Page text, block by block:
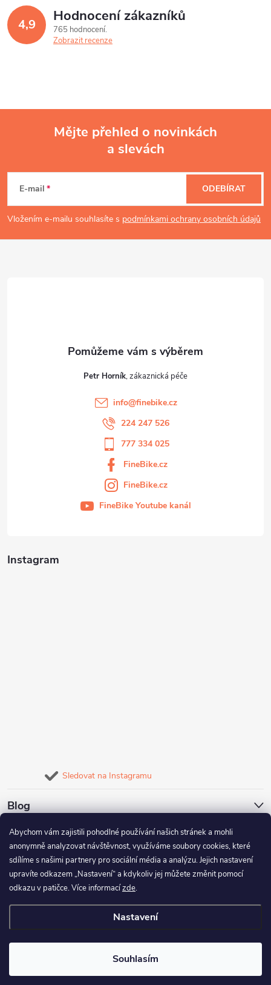
Abychom vám zajistili pohodlné používání našich stránek a mohli
anonymně analyzovat návštěvnost, využíváme soubory cookies, které
sdílíme s našimi partnery pro sociální média a analýzu. Jejich nastavení
upravíte odkazem „Nastavení“ a kdykoliv jej můžete změnit pomocí
odkazu v patičce. Více informacízde.
Nastavení
Souhlasím
4,9 Hodnocení zákazníků
765 hodnocení
Zobrazit recenze
p
Mějte přehled o novinkách
a slevách
E-mail
Vložením e-mailu souhlasíte s podmínkami ochrany osobních údajů
ODEBÍRAT
Instagram
Sledovat na Instagramu
Blog
Naše služby
Informace pro vás
Petr Horník
info@finebike.cz
224 247 526
777 334 025
FineBike.cz
FineBike.cz
FineBike Youtube kanál